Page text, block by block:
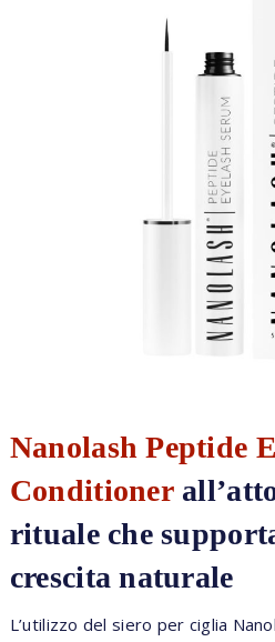
Nanolash Peptide
Conditioner
rituale che
crescita naturale
L’utilizzo del siero per ciglia